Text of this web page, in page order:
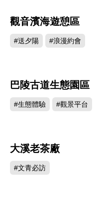
觀音濱海遊憩區
#送夕陽 #浪漫約會
巴陵古道生態園區
#生態體驗 #觀景平台
大溪老茶廠
#文青必訪